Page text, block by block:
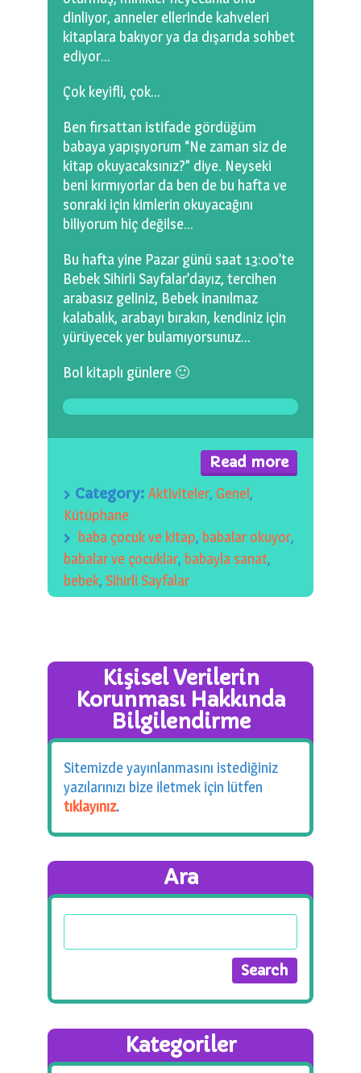
dinliyor, anneler ellerinde kahveleri
kitaplara bakıyor ya da dışarıda sohbet
ediyor…
Çok keyifli, çok…
Ben fırsattan istifade gördüğüm
babaya yapışıyorum “Ne zaman siz de
kitap okuyacaksınız?” diye. Neyseki
beni kırmıyorlar da ben de bu hafta ve
sonraki için kimlerin okuyacağını
biliyorum hiç değilse…
Bu hafta yine Pazar günü saat 13:00’te
Bebek Sihirli Sayfalar’dayız, tercihen
arabasız geliniz, Bebek inanılmaz
kalabalık, arabayı bırakın, kendiniz için
yürüyecek yer bulamıyorsunuz…
Bol kitaplı günlere 🙂
Read more
Category: Aktiviteler, Genel,
Kütüphane
baba çocuk ve kitap, babalar okuyor,
babalar ve çocuklar, babayla sanat,
bebek, Sihirli Sayfalar
Kişisel Verilerin
Korunması Hakkında
Bilgilendirme
Sitemizde yayınlanmasını istediğiniz
yazılarınızı bize iletmek için lütfen
tıklayınız.
Ara
Kategoriler